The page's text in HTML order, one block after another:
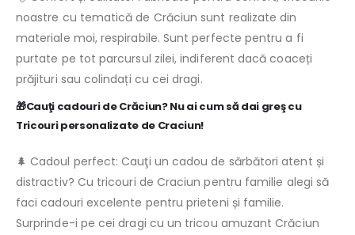
noastre cu tematică de Crăciun sunt realizate din
materiale moi, respirabile. Sunt perfecte pentru a fi
purtate pe tot parcursul zilei, indiferent dacă coaceți
prăjituri sau colindați cu cei dragi.
🎁Cauţi cadouri de Crăciun? Nu ai cum să dai greş cu
Tricouri personalizate de Craciun!
🌲 Cadoul perfect: Cauţi un cadou de sărbători atent și
distractiv? Cu tricouri de Craciun pentru familie alegi să
faci cadouri excelente pentru prieteni și familie.
Surprinde-i pe cei dragi cu un tricou amuzant Crăciun